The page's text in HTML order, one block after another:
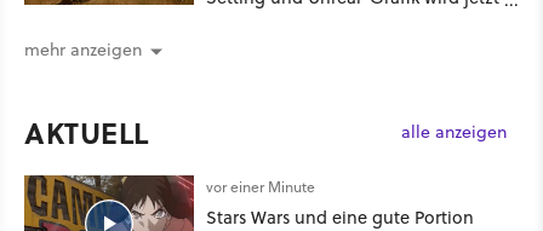
mehr anzeigen
AKTUELL alle anzeigen
vor einer Minute
Stars Wars und eine gute Portion